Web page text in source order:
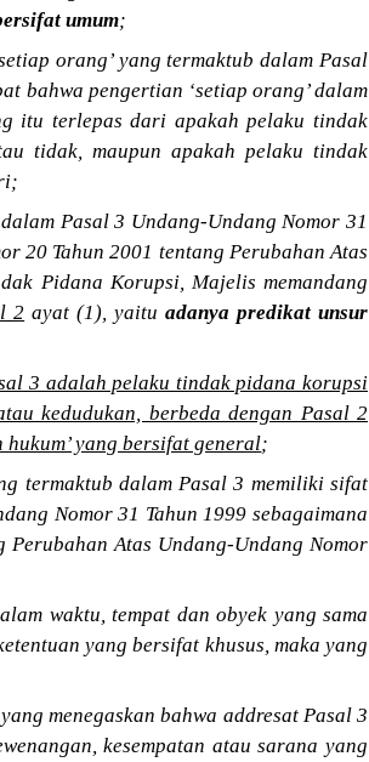
umum;
orang’ yang termaktub dalam Pasal
bahwa pengertian ‘setiap orang’ dalam
itu terlepas dari apakah pelaku tindak
tidak, maupun apakah pelaku tindak
Pasal 3 Undang-Undang Nomor 31
20 Tahun 2001 tentang Perubahan Atas
Pidana Korupsi, Majelis memandang
2 ayat (1), yaituadanya predikat unsur
3 adalah pelaku tindak pidana korupsi
kedudukan, berbeda dengan Pasal 2
yang bersifat general;
termaktub dalam Pasal 3 memiliki sifat
Nomor 31 Tahun 1999 sebagaimana
Atas Undang-Undang Nomor
waktu, tempat dan obyek yang sama
yang bersifat khusus, maka yang
menegaskan bahwa addresat Pasal 3
kesempatan atau sarana yang